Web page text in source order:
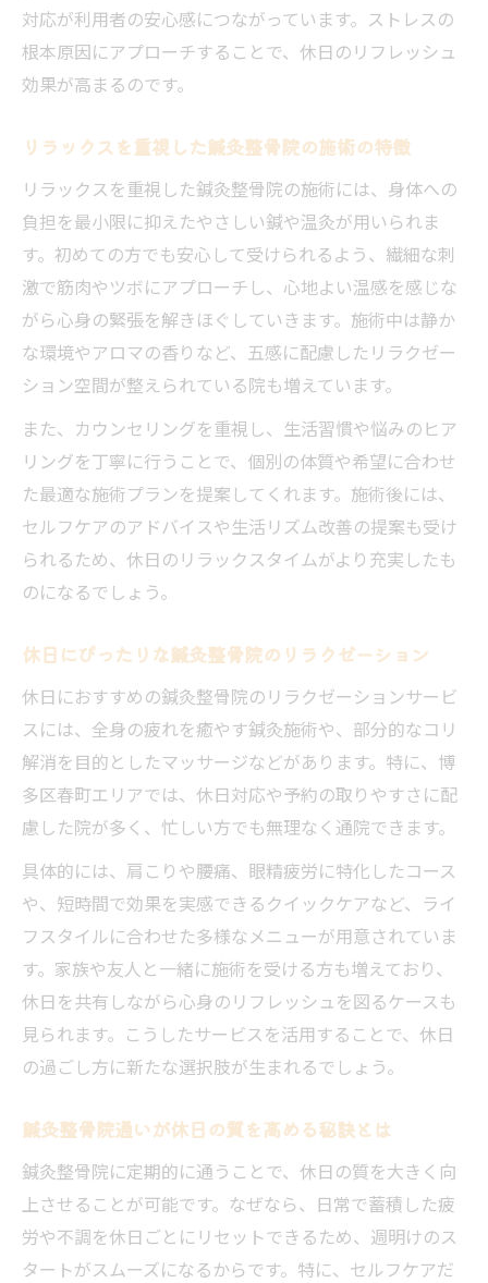
対応が利用者の安心感につながっています。ストレスの
根本原因にアプローチすることで、休日のリフレッシュ
効果が高まるのです。
リラックスを重視した鍼灸整骨院の施術の特徴
リラックスを重視した鍼灸整骨院の施術には、身体への
負担を最小限に抑えたやさしい鍼や温灸が用いられま
す。初めての方でも安心して受けられるよう、繊細な刺
激で筋肉やツボにアプローチし、心地よい温感を感じな
がら心身の緊張を解きほぐしていきます。施術中は静か
な環境やアロマの香りなど、五感に配慮したリラクゼー
ション空間が整えられている院も増えています。
また、カウンセリングを重視し、生活習慣や悩みのヒア
リングを丁寧に行うことで、個別の体質や希望に合わせ
た最適な施術プランを提案してくれます。施術後には、
セルフケアのアドバイスや生活リズム改善の提案も受け
られるため、休日のリラックスタイムがより充実したも
のになるでしょう。
休日にぴったりな鍼灸整骨院のリラクゼーション
休日におすすめの鍼灸整骨院のリラクゼーションサービ
スには、全身の疲れを癒やす鍼灸施術や、部分的なコリ
解消を目的としたマッサージなどがあります。特に、博
多区春町エリアでは、休日対応や予約の取りやすさに配
慮した院が多く、忙しい方でも無理なく通院できます。
具体的には、肩こりや腰痛、眼精疲労に特化したコース
や、短時間で効果を実感できるクイックケアなど、ライ
フスタイルに合わせた多様なメニューが用意されていま
す。家族や友人と一緒に施術を受ける方も増えており、
休日を共有しながら心身のリフレッシュを図るケースも
見られます。こうしたサービスを活用することで、休日
の過ごし方に新たな選択肢が生まれるでしょう。
鍼灸整骨院通いが休日の質を高める秘訣とは
鍼灸整骨院に定期的に通うことで、休日の質を大きく向
上させることが可能です。なぜなら、日常で蓄積した疲
労や不調を休日ごとにリセットできるため、週明けのス
タートがスムーズになるからです。特に、セルフケアだ